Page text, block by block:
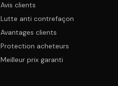
Avis clients
Lutte anti contrefaçon
Avantages clients
Protection acheteurs
Meilleur prix garanti